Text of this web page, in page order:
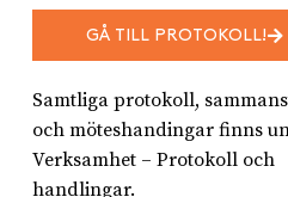
GÅ TILL PROTOKOLL!
Samtliga protokoll,
och möteshandingar finns
Verksamhet – Protokoll och
handlingar.